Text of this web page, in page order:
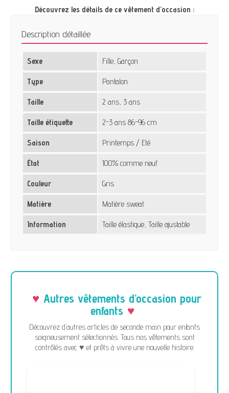
Découvrez les détails de ce vêtement d’occasion :
Description détaillée
Sexe Fille, Garçon
Type Pantalon
Taille 2 ans, 3 ans
Taille étiquette 2-3 ans 86-96 cm
Saison Printemps / Eté
État 100% comme neuf
Couleur Gris
Matière Matière sweat
Information Taille élastique, Taille ajustable
Autres vêtements d’occasion pour
enfants
Découvrez d’autres articles de seconde main pour enfants
soigneusement sélectionnés. Tous nos vêtements sont
contrôlés avec ♥ et prêts à vivre une nouvelle histoire.